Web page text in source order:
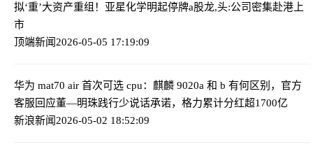
拟‘重’大资产重组！亚星化学明起停牌a股龙,头:公司密集赴港上
市
顶端新闻2026-05-05 17:19:09
华为 mat70 air 首次可选 cpu：麒麟 9020a 和 b 有何区别，官方
客服回应董—明珠践行少说话承诺，格力累计分红超1700亿
新浪新闻2026-05-02 18:52:09